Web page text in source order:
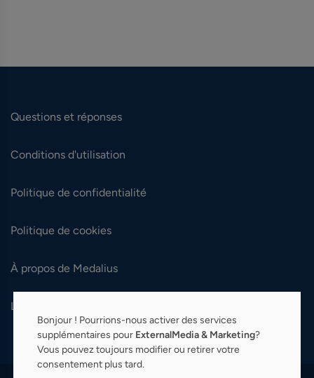
Questions et réponses
Conditions d'utilisation
Politique de confidentialité
Politique de cookies
À propos de Medalius
Langue:
Bonjour ! Pourrions-nous activer des services
supplémentaires pour ExternalMedia & Marketing?
Vous pouvez toujours modifier ou retirer votre
consentement plus tard.